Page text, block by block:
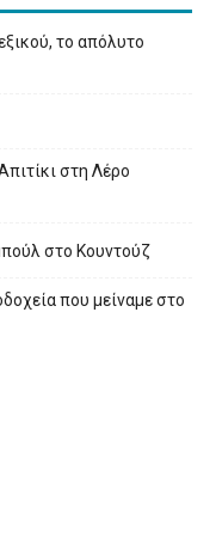
το απόλυτο
στη Λέρο
στο Κουντούζ
που μείναμε στο